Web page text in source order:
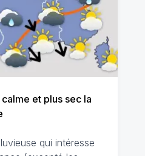
et plus sec la
qui intéresse